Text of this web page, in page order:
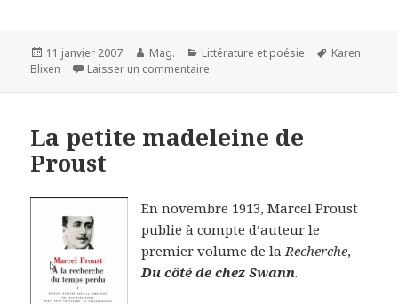
Publié
le
11 janvier 2007 Auteur
Mag. Catégories
Littérature et poésie
Mots-
Karen
Blixen
Laisser un commentaire
La petite madeleine de
Proust
En novembre 1913, Marcel Proust
publie à compte d’auteur le
premier volume de la Recherche,
Du côté de chez Swann.